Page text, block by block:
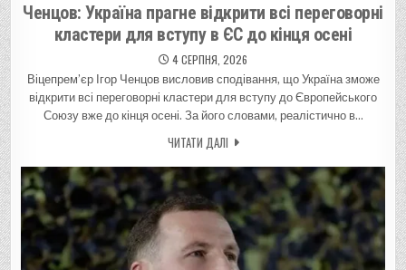
Ченцов: Україна прагне відкрити всі переговорні
кластери для вступу в ЄС до кінця осені
4 СЕРПНЯ, 2026
Віцепрем’єр Ігор Ченцов висловив сподівання, що Україна зможе
відкрити всі переговорні кластери для вступу до Європейського
Союзу вже до кінця осені. За його словами, реалістично в…
ЧИТАТИ ДАЛІ